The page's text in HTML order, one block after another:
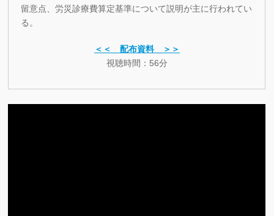
留意点、労災診療費算定基準について説明が主に行われてい
る。
＜＜ 配布資料 ＞＞
視聴時間：56分